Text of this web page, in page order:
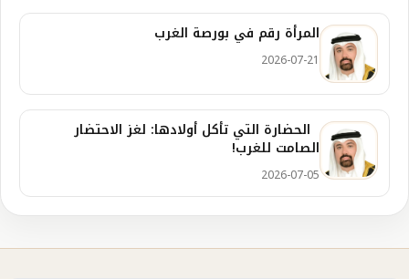
المرأة رقم في بورصة الغرب
2026-07-21
الحضارة التي تأكل أولادها: لغز الاحتضار
الصامت للغرب!
2026-07-05